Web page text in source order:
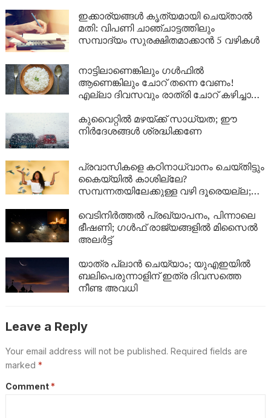
ഇക്കാര്യങ്ങൾ കൃത്യമായി ചെയ്താൽ
മതി: വിപണി ചാഞ്ചാട്ടത്തിലും
സമ്പാദ്യം സുരക്ഷിതമാക്കാൻ 5 വഴികൾ
നാട്ടിലാണെങ്കിലും ​ഗൾഫിൽ
ആണെങ്കിലും ചോറ് തന്നെ വേണം!
എല്ലാ ദിവസവും രാത്രി ചോറ് കഴിച്ചാൽ
കുവൈറ്റിൽ മഴയ്ക്ക് സാധ്യത; ഈ
നിർദേശങ്ങൾ ശ്രദ്ധിക്കണേ
പ്രവാസികളെ കഠിനാധ്വാനം ചെയ്തിട്ടും
കൈയ്യിൽ കാശില്ലേ?
സമ്പന്നതയിലേക്കുള്ള വഴി ദൂരെയല്ല;
ബാങ്ക് ബാലൻസും കുതിച്ചുയരും!
വെടിനിർത്തൽ പ്രഖ്യാപനം, പിന്നാലെ
ഭീഷണി; ഗൾഫ് രാജ്യങ്ങളിൽ മിസൈൽ
അലർട്ട്
യാത്ര പ്ലാൻ ചെയ്യാം; യുഎഇയിൽ
ബലിപെരുന്നാളിന് ഇത്ര ദിവസത്തെ
നീണ്ട അവധി
Leave a Reply
Your email address will not be published. Required fields are
marked *
Comment *